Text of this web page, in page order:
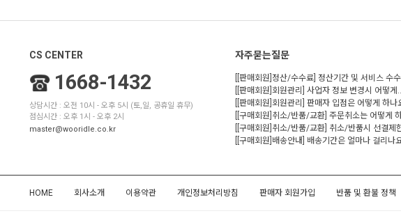
CS CENTER
1668-1432
상담시간 : 오전 10시 - 오후 5시 (토,일, 공휴일 휴무)
점심시간 : 오후 1시 - 오후 2시
master@wooridle.co.kr
자주묻는질문
[[판매회원]정산/수수료] 정산기간 및 서비스 수
[[판매회원]회원관리] 사업자 정보 변경시 어떻게
[[판매회원]회원관리] 판매자 입점은 어떻게 하나
[[구매회원]취소/반품/교환] 주문취소는 어떻게
[[구매회원]취소/반품/교환] 취소/반품시 선결제
[[구매회원]배송안내] 배송기간은 얼마나 걸리나
HOME 회사소개 이용약관 개인정보처리방침 판매자 회원가입 반품 및 환불 정책